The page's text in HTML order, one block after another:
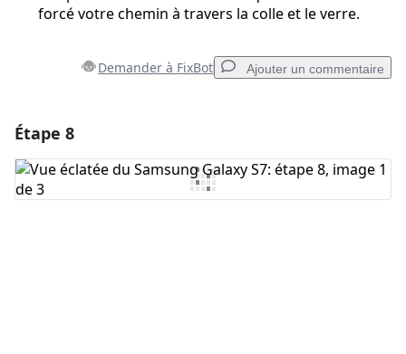
forcé votre chemin à travers la colle et le verre.
Demander à FixBot Ajouter un commentaire
Ajouter un commentaire
Étape 8